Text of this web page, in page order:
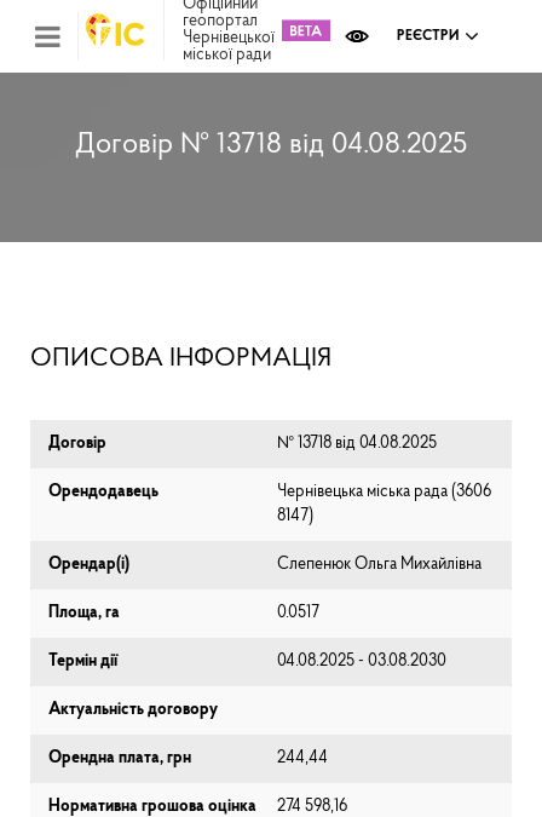
Офіційний
геопортал
Чернівецької
міської ради
РЕЄСТРИ
Договір № 13718 від 04.08.2025
ОПИСОВА ІНФОРМАЦІЯ
Договір № 13718 від 04.08.2025
Орендодавець
Чернівецька міська рада (⁨3606
8147⁩)
Орендар(і) Слепенюк Ольга Михайлівна
Площа, га 0.0517
Термін дії 04.08.2025 - 03.08.2030
Актуальність договору
Орендна плата, грн 244,44
Нормативна грошова оцінка
274 598,16